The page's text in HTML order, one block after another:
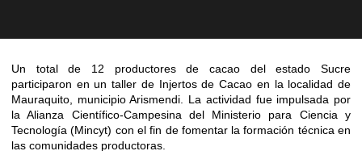
Un total de 12 productores de cacao del estado Sucre
participaron en un taller de Injertos de Cacao en la localidad de
Mauraquito, municipio Arismendi. La actividad fue impulsada por
la Alianza Científico-Campesina del Ministerio para Ciencia y
Tecnología (Mincyt) con el fin de fomentar la formación técnica en
las comunidades productoras.